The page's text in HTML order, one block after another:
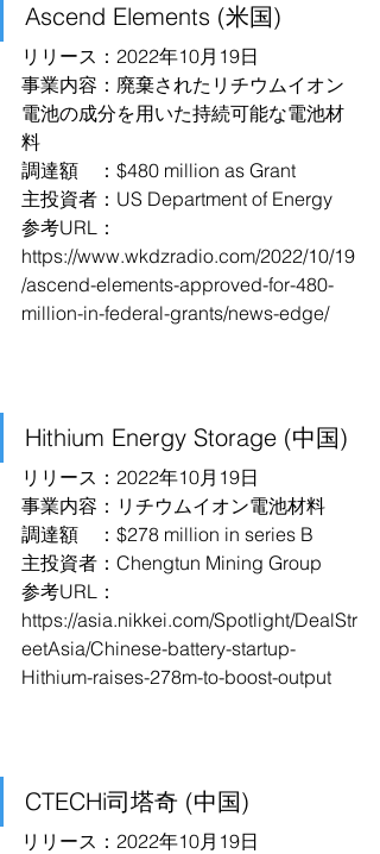
Ascend Elements (米国)
リリース：2022年10月19日
事業内容：廃棄されたリチウムイオン
電池の成分を用いた持続可能な電池材
料
調達額　：$480 million as Grant
主投資者：US Department of Energy
参考URL：
https://www.wkdzradio.com/2022/10/19
/ascend-elements-approved-for-480-
million-in-federal-grants/news-edge/
Hithium Energy Storage (中国)
リリース：2022年10月19日
事業内容：リチウムイオン電池材料
調達額　：$278 million in series B
主投資者：Chengtun Mining Group
参考URL：
https://asia.nikkei.com/Spotlight/DealStr
eetAsia/Chinese-battery-startup-
Hithium-raises-278m-to-boost-output
CTECHi司塔奇 (中国)
リリース：2022年10月19日